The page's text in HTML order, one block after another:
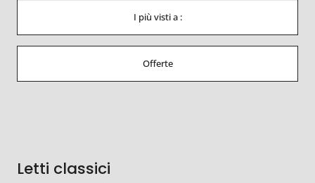
I più visti a :
Offerte
Letti classici